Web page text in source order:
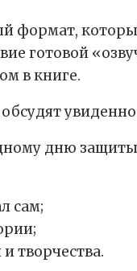
готовой
в книге.
дню защиты
сам;
творчества.